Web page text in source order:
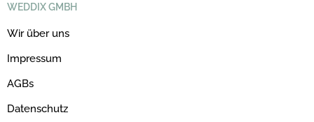
WEDDIX GMBH
Wir über uns
Impressum
AGBs
Datenschutz